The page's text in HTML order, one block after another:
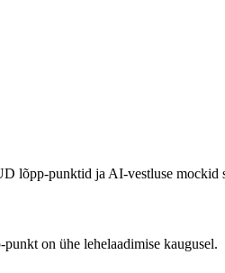
lõpp-punktid ja AI-vestluse mockid
on ühe lehelaadimise kaugusel.